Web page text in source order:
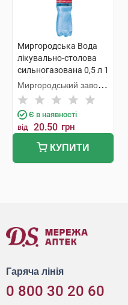
Миргородська Вода
лікувально-столова
сильногазована 0,5 л 1
пляшка
Миргородський завод
мінеральних вод
Є в наявності
від 20.50 грн
КУПИТИ
Гаряча лінія
0 800 30 20 60